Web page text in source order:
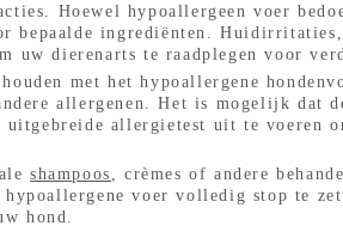
Hoewel hypoallergeen voer
bepaalde ingrediënten.
uw dierenarts te raadplegen voor
met het hypoallergene
allergenen. Het is mogelijk dat
allergietest uit te voeren
shampoos
, crèmes of andere
voer volledig stop te
hond.